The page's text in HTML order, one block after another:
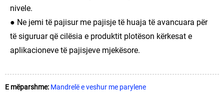
nivele.
● Ne jemi të pajisur me pajisje të huaja të avancuara për
të siguruar që cilësia e produktit plotëson kërkesat e
aplikacioneve të pajisjeve mjekësore.
E mëparshme: Mandrelë e veshur me parylene